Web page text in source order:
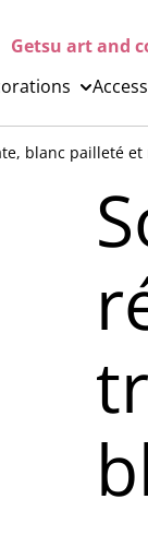
Getsu art and
blanc pailleté et